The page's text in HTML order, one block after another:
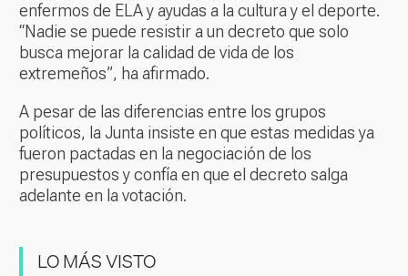
enfermos de ELA y ayudas a la cultura y el deporte.
“Nadie se puede resistir a un decreto que solo
busca mejorar la calidad de vida de los
extremeños”, ha afirmado.
A pesar de las diferencias entre los grupos
políticos, la Junta insiste en que estas medidas ya
fueron pactadas en la negociación de los
presupuestos y confía en que el decreto salga
adelante en la votación.
LO MÁS VISTO